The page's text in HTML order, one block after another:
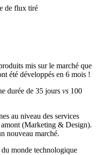
de flux tiré
mis sur le marché que
été développés en 6 mois !
durée de 35 jours vs 100
au niveau des services
amont (Marketing & Design).
nouveau marché.
monde technologique